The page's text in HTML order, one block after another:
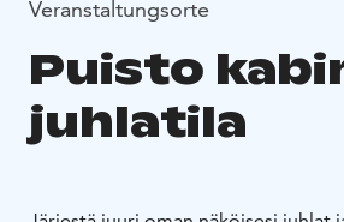
Veranstaltungsorte
Puisto
juhlatila